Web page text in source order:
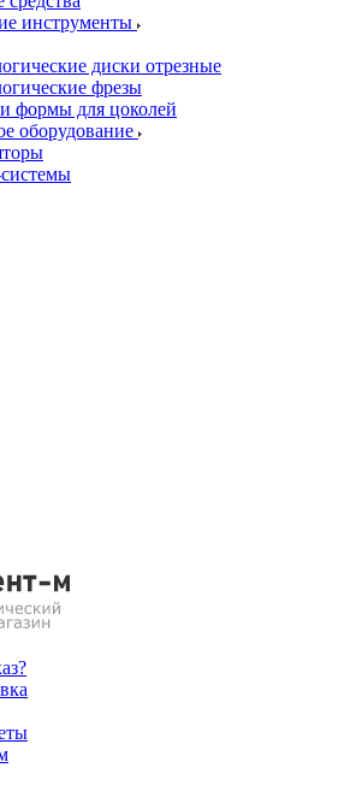
инструменты
диски отрезные
фрезы
формы для цоколей
оборудование